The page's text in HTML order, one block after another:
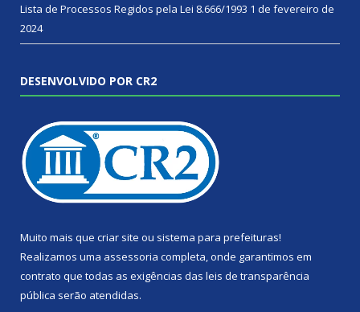
Lista de Processos Regidos pela Lei 8.666/1993 1 de fevereiro de
2024
DESENVOLVIDO POR CR2
Muito mais que criar site ou sistema para prefeituras!
Realizamos uma assessoria completa, onde garantimos em
contrato que todas as exigências das leis de transparência
pública serão atendidas.